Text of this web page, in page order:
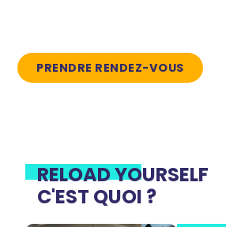
PRENDRE RENDEZ-VOUS
RELOAD YOURSELF
C'EST QUOI ?